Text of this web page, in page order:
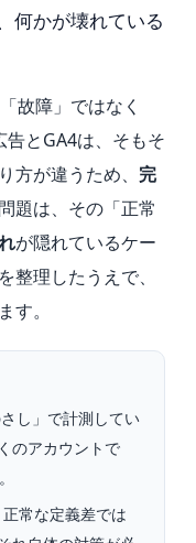
何かが壊れている
故障」ではなく
とGA4は、そもそ
方が違うため、 完
題は、その「正常
が隠れているケー
整理したうえで、
す。
し」で計測してい
のアカウントで
常な定義差では